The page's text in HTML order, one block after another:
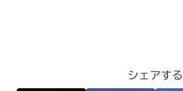
シェアする